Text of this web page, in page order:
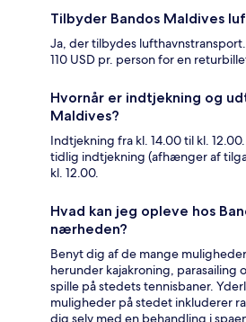
Tilbyder Bandos Maldives
Ja, der tilbydes
110 USD pr. person for en
Hvornår er indtjekning og
Maldives?
Indtjekning fra kl. 14.00 til kl.
tidlig indtjekning (afhænger af
kl. 12.00.
Hvad kan jeg opleve hos
nærheden?
Benyt dig af de mange
herunder kajakroning, parasailing
spille på stedets tennisbaner.
muligheder på stedet inkluderer
dig selv med en behandling i